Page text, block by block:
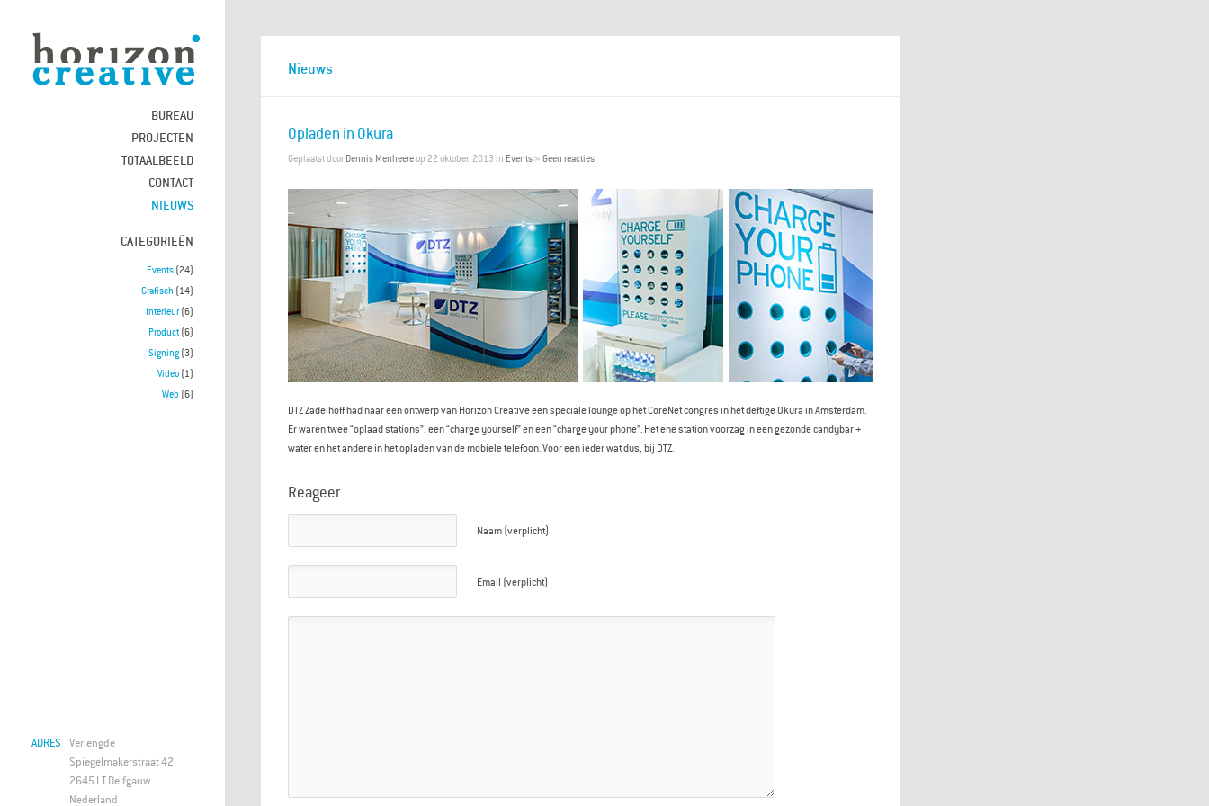
BUREAU
PROJECTEN
TOTAALBEELD
CONTACT
NIEUWS
CATEGORIEËN
Events (24)
Grafisch (14)
Interieur(6)
Product (6)
Signing (3)
Video (1)
Web (6)
Nieuws
Opladen in Okura
Geplaatst door Dennis Menheereop 22 oktober, 2013 in Events » Geen reacties
DTZ Zadelhoff had naar een ontwerp van Horizon Creative een speciale lounge op het CoreNet congres in het deftige Okura in Amsterdam.
Er waren twee “oplaad stations”, een “charge yourself” en een “charge your phone”. Het ene station voorzag in een gezonde candybar +
water en het andere in het opladen van de mobiele telefoon. Voor een ieder wat dus, bij DTZ.
Reageer
Naam (verplicht)
Email (verplicht)
ADRES Verlengde
Spiegelmakerstraat 42
2645 LT Delfgauw
Nederland